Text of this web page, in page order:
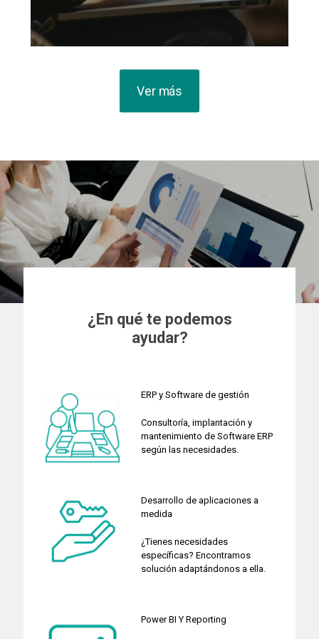
Ver más
¿En qué te podemos
ayudar?
ERP y Software de gestión
Consultoría, implantación y
mantenimiento de Software ERP
según las necesidades.
Desarrollo de aplicaciones a
medida
¿Tienes necesidades
específicas? Encontramos
solución adaptándonos a ella.
Power BI Y Reporting